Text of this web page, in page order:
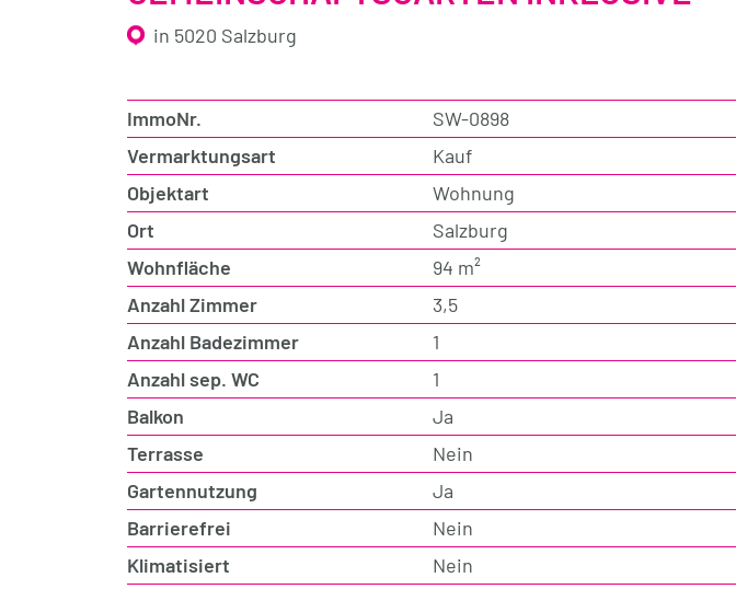
in 5020 Salzburg
ImmoNr. SW-0898
Vermarktungsart
Kauf
Objektart
Wohnung
Ort
Salzburg
Wohnfläche
94 m²
Anzahl Zimmer
3,5
Anzahl Badezimmer
1
Anzahl sep. WC
1
Balkon
Ja
Terrasse
Nein
Gartennutzung
Ja
Barrierefrei
Nein
Klimatisiert
Nein